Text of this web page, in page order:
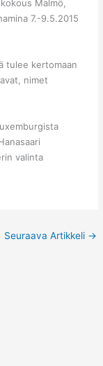
Malmö,
7.-9.5.2015
tulee kertomaan
nimet
valinta
Seuraava Artikkeli →